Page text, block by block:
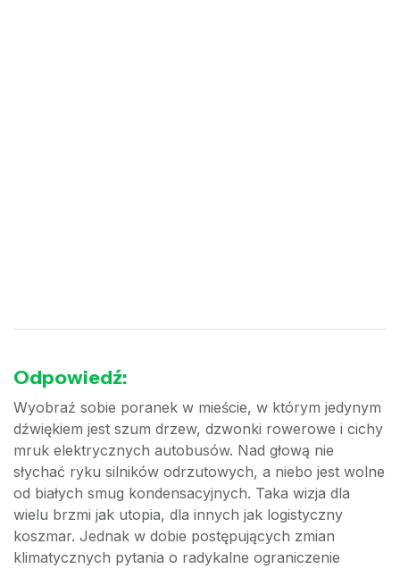
Odpowiedź:
Wyobraź sobie poranek w mieście, w którym jedynym
dźwiękiem jest szum drzew, dzwonki rowerowe i cichy
mruk elektrycznych autobusów. Nad głową nie
słychać ryku silników odrzutowych, a niebo jest wolne
od białych smug kondensacyjnych. Taka wizja dla
wielu brzmi jak utopia, dla innych jak logistyczny
koszmar. Jednak w dobie postępujących zmian
klimatycznych pytania o radykalne ograniczenie